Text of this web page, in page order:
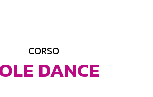
CORSO
DANCE